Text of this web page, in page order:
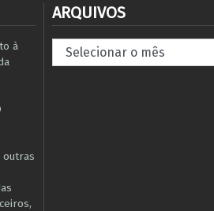
à
outras
ARQUIVOS
Arquivos